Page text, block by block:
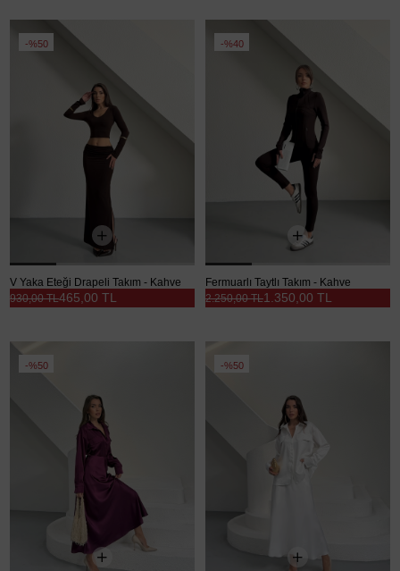
%50
V Yaka Eteği Drapeli Takım - Kahve
465,00 TL
930,00 TL
%40
Fermuarlı Taytlı Takım - Kahve
1.350,00 TL
2.250,00 TL
%50 %50